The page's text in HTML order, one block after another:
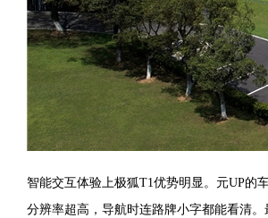
智能交互体验上极狐T1优势明显。元UP的
分辨率超高，导航时连路牌小字都能看清